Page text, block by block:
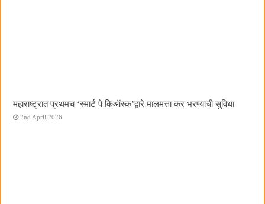
महाराष्ट्रात प्रथमच ‌‘स्मार्ट पे किऑस्क‌’द्वारे मालमत्ता कर भरण्याची सुविधा
2nd April 2026